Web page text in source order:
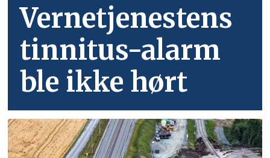
Vernetjenestens
tinnitus-alarm
ble ikke hørt